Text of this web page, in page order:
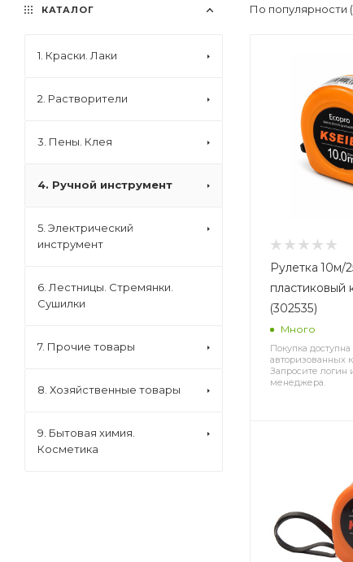
По популярности
Рулетка 10м/
пластиковый
(302535)
Много
Покупка доступна
авторизованных
Запросите логин
менеджера.
КАТАЛОГ
1. Краски. Лаки
2. Растворители
3. Пены. Клея
4. Ручной инструмент
5. Электрический
инструмент
6. Лестницы. Стремянки.
Сушилки
7. Прочие товары
8. Хозяйственные товары
9. Бытовая химия.
Косметика